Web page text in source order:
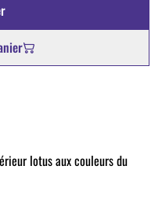
lotus aux couleurs du